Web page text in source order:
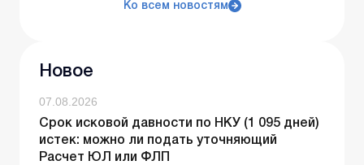
Ко всем новостям
Новое
07.08.2026
Срок исковой давности по НКУ (1 095 дней)
истек: можно ли подать уточняющий
Расчет ЮЛ или ФЛП